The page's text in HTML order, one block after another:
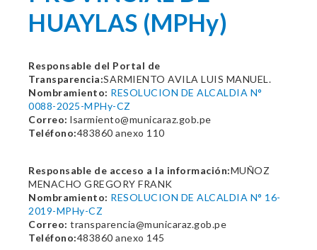
HUAYLAS (MPHy)
Responsable del Portal de
Transparencia:SARMIENTO AVILA LUIS MANUEL.
Nombramiento: RESOLUCION DE ALCALDIA N°
0088-2025-MPHy-CZ
Correo: lsarmiento@municaraz.gob.pe
Teléfono:483860 anexo 110
Responsable de acceso a la información:MUÑOZ
MENACHO GREGORY FRANK
Nombramiento: RESOLUCION DE ALCALDIA N° 16-
2019-MPHy-CZ
Correo: transparencia@municaraz.gob.pe
Teléfono:483860 anexo 145